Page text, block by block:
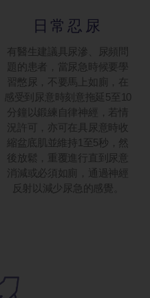
日常忍尿
有醫生建議具尿滲、尿頻問
題的患者，當尿急時候要學
習憋尿，不要馬上如廁，在
感受到尿意時刻意拖延5至10
分鐘以鍛練自律神經，若情
況許可，亦可在具尿意時收
縮盆底肌並維持1至5秒，然
後放鬆，重覆進行直到尿意
消減或必須如廁，通過神經
反射以減少尿急的感覺。